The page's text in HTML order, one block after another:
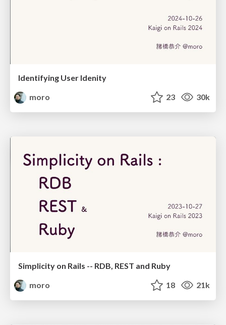
Identifying User Idenity
moro
23 30k
Simplicity on Rails -- RDB, REST and Ruby
moro
18 21k